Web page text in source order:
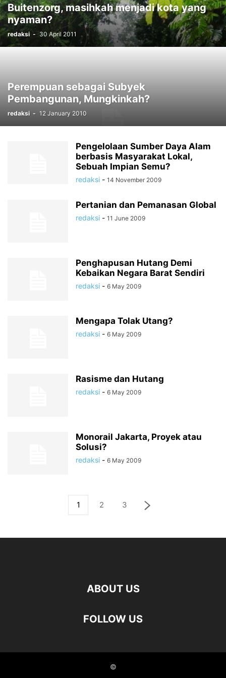
Buitenzorg, masihkah menjadi kota yang
nyaman?
redaksi - 30 April 2011
Perempuan sebagai Subyek
Pembangunan, Mungkinkah?
redaksi - 12 January 2010
Pengelolaan Sumber Daya Alam
berbasis Masyarakat Lokal,
Sebuah Impian Semu?
redaksi - 14 November 2009
Pertanian dan Pemanasan Global
redaksi - 11 June 2009
Penghapusan Hutang Demi
Kebaikan Negara Barat Sendiri
redaksi - 6 May 2009
Mengapa Tolak Utang?
redaksi - 6 May 2009
Rasisme dan Hutang
redaksi - 6 May 2009
Monorail Jakarta, Proyek atau
Solusi?
redaksi - 6 May 2009
1 2 3
ABOUT US
FOLLOW US
©